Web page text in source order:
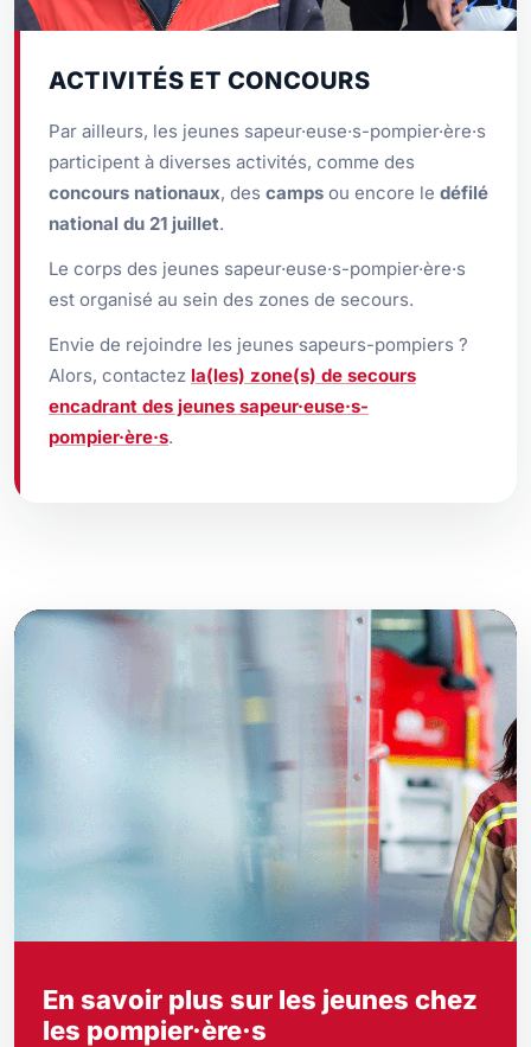
ACTIVITÉS ET CONCOURS
Par ailleurs, les jeunes sapeur·euse·s-pompier·ère·s
participent à diverses activités, comme des
concours nationaux, des camps ou encore le défilé
national du 21 juillet.
Le corps des jeunes sapeur·euse·s-pompier·ère·s
est organisé au sein des zones de secours.
Envie de rejoindre les jeunes sapeurs-pompiers ?
Alors, contactez la(les) zone(s) de secours
encadrant des jeunes sapeur·euse·s-
pompier·ère·s.
En savoir plus sur les jeunes chez
les pompier·ère·s